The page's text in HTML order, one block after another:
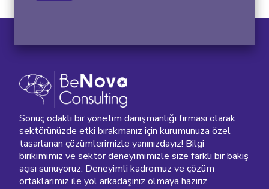
Sonuç odaklı bir yönetim danışmanlığı firması olarak
sektörünüzde etki bırakmanız için kurumunuza özel
tasarlanan çözümlerimizle yanınızdayız! Bilgi
birikimimiz ve sektör deneyimimizle size farklı bir bakış
açısı sunuyoruz. Deneyimli kadromuz ve çözüm
ortaklarımız ile yol arkadaşınız olmaya hazırız.